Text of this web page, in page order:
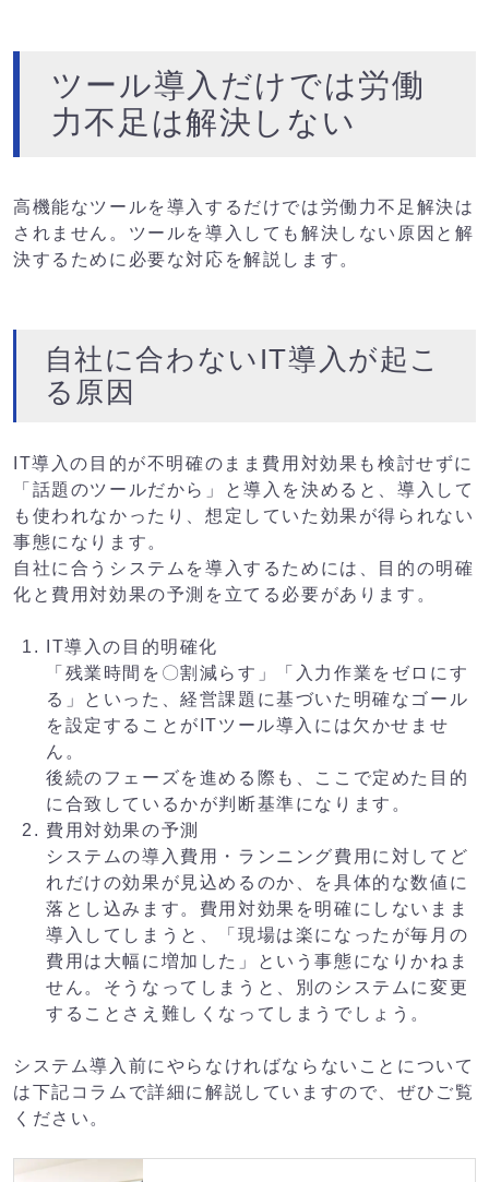
ツール導入だけでは労働
力不足は解決しない
高機能なツールを導入するだけでは労働力不足解決は
されません。ツールを導入しても解決しない原因と解
決するために必要な対応を解説します。
自社に合わないIT導入が起こ
る原因
IT導入の目的が不明確のまま費用対効果も検討せずに
「話題のツールだから」と導入を決めると、導入して
も使われなかったり、想定していた効果が得られない
事態になります。
自社に合うシステムを導入するためには、目的の明確
化と費用対効果の予測を立てる必要があります。
IT導入の目的明確化
「残業時間を〇割減らす」「入力作業をゼロにす
る」といった、経営課題に基づいた明確なゴール
を設定することがITツール導入には欠かせませ
ん。
後続のフェーズを進める際も、ここで定めた目的
に合致しているかが判断基準になります。
費用対効果の予測
システムの導入費用・ランニング費用に対してど
れだけの効果が見込めるのか、を具体的な数値に
落とし込みます。費用対効果を明確にしないまま
導入してしまうと、「現場は楽になったが毎月の
費用は大幅に増加した」という事態になりかねま
せん。そうなってしまうと、別のシステムに変更
することさえ難しくなってしまうでしょう。
システム導入前にやらなければならないことについて
は下記コラムで詳細に解説していますので、ぜひご覧
ください。